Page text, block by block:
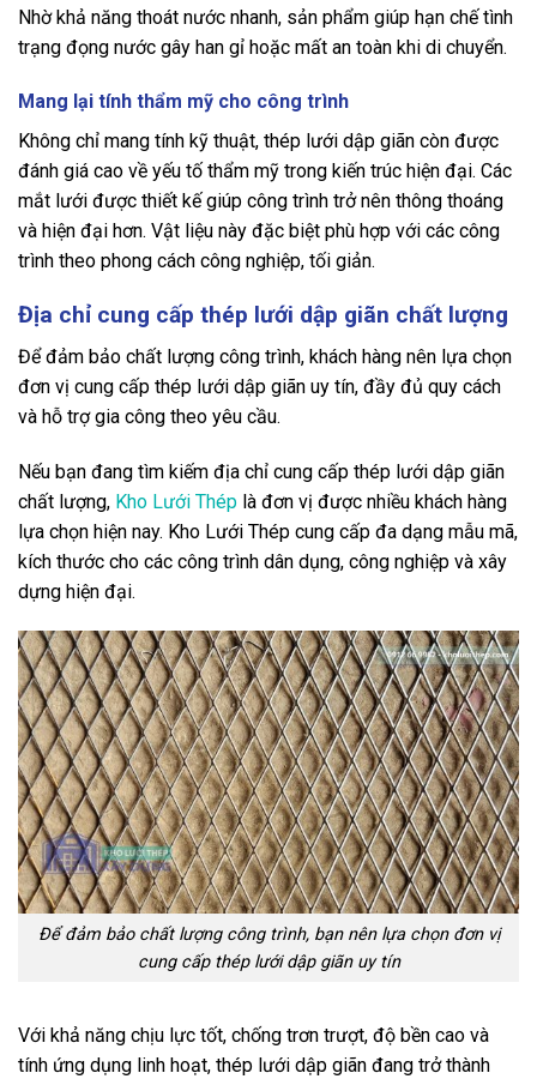
Nhờ khả năng thoát nước nhanh, sản phẩm giúp hạn chế tình
trạng đọng nước gây han gỉ hoặc mất an toàn khi di chuyển.
Mang lại tính thẩm mỹ cho công trình
Không chỉ mang tính kỹ thuật, thép lưới dập giãn còn được
đánh giá cao về yếu tố thẩm mỹ trong kiến trúc hiện đại. Các
mắt lưới được thiết kế giúp công trình trở nên thông thoáng
và hiện đại hơn. Vật liệu này đặc biệt phù hợp với các công
trình theo phong cách công nghiệp, tối giản.
Địa chỉ cung cấp thép lưới dập giãn chất lượng
Để đảm bảo chất lượng công trình, khách hàng nên lựa chọn
đơn vị cung cấp thép lưới dập giãn uy tín, đầy đủ quy cách
và hỗ trợ gia công theo yêu cầu.
Nếu bạn đang tìm kiếm địa chỉ cung cấp thép lưới dập giãn
chất lượng, Kho Lưới Thép là đơn vị được nhiều khách hàng
lựa chọn hiện nay. Kho Lưới Thép cung cấp đa dạng mẫu mã,
kích thước cho các công trình dân dụng, công nghiệp và xây
dựng hiện đại.
Để đảm bảo chất lượng công trình, bạn nên lựa chọn đơn vị
cung cấp thép lưới dập giãn uy tín
Với khả năng chịu lực tốt, chống trơn trượt, độ bền cao và
tính ứng dụng linh hoạt, thép lưới dập giãn đang trở thành